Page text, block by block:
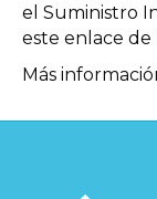
el Suministro
este enlace de
Más